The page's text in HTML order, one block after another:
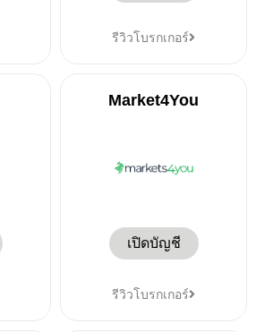
รีวิวโบรกเกอร์
Market4You
เปิดบัญชี
รีวิวโบรกเกอร์